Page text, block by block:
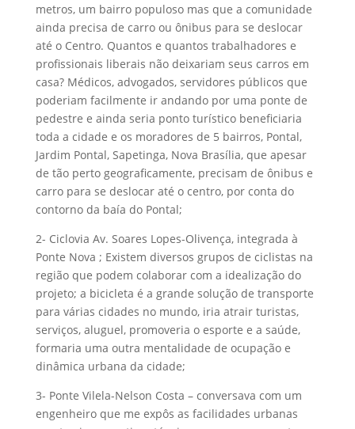
metros, um bairro populoso mas que a comunidade
ainda precisa de carro ou ônibus para se deslocar
até o Centro. Quantos e quantos trabalhadores e
profissionais liberais não deixariam seus carros em
casa? Médicos, advogados, servidores públicos que
poderiam facilmente ir andando por uma ponte de
pedestre e ainda seria ponto turístico beneficiaria
toda a cidade e os moradores de 5 bairros, Pontal,
Jardim Pontal, Sapetinga, Nova Brasília, que apesar
de tão perto geograficamente, precisam de ônibus e
carro para se deslocar até o centro, por conta do
contorno da baía do Pontal;
2- Ciclovia Av. Soares Lopes-Olivença, integrada à
Ponte Nova ; Existem diversos grupos de ciclistas na
região que podem colaborar com a idealização do
projeto; a bicicleta é a grande solução de transporte
para várias cidades no mundo, iria atrair turistas,
serviços, aluguel, promoveria o esporte e a saúde,
formaria uma outra mentalidade de ocupação e
dinâmica urbana da cidade;
3- Ponte Vilela-Nelson Costa – conversava com um
engenheiro que me expôs as facilidades urbanas